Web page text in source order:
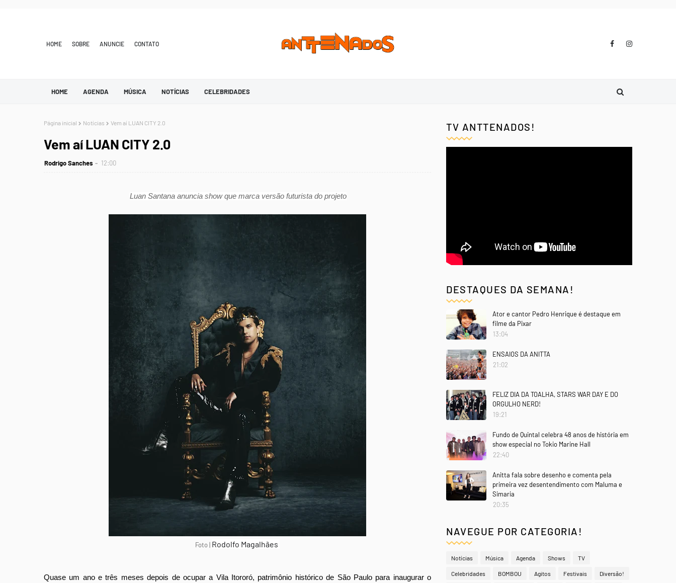
HOME SOBRE ANUNCIE CONTATO
HOME AGENDA MÚSICA NOTÍCIAS CELEBRIDADES
Página inicial Notícias Vem aí LUAN CITY 2.0
Vem aí LUAN CITY 2.0
Rodrigo Sanches 12:00
Luan Santana anuncia show que marca versão futurista do projeto
Foto | Rodolfo Magalhães
Quase um ano e três meses depois de ocupar a Vila Itororó, patrimônio histórico de São Paulo para inaugurar o
TV ANTTENADOS!
DESTAQUES DA SEMANA!
Ator e cantor Pedro Henrique é destaque em
filme da Pixar
13:04
ENSAIOS DA ANITTA
21:02
FELIZ DIA DA TOALHA, STARS WAR DAY E DO
ORGULHO NERD!
19:21
Fundo de Quintal celebra 48 anos de história em
show especial no Tokio Marine Hall
22:40
Anitta fala sobre desenho e comenta pela
primeira vez desentendimento com Maluma e
Simaria
20:35
NAVEGUE POR CATEGORIA!
Notícias Música Agenda Shows TV
Celebridades BOMBOU Agitos Festivais Diversão!